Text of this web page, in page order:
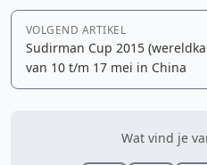
VOLGEND ARTIKEL
Sudirman Cup 2015
van 10 t/m 17 mei in China
Wat vind je